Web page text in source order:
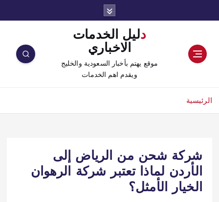
دليل الخدمات
الاخباري
موقع يهتم بأخبار السعودية والخليج
ويقدم اهم الخدمات
الرئيسية
شركة شحن من الرياض إلى
الأردن لماذا تعتبر شركة الرهوان
الخيار الأمثل؟